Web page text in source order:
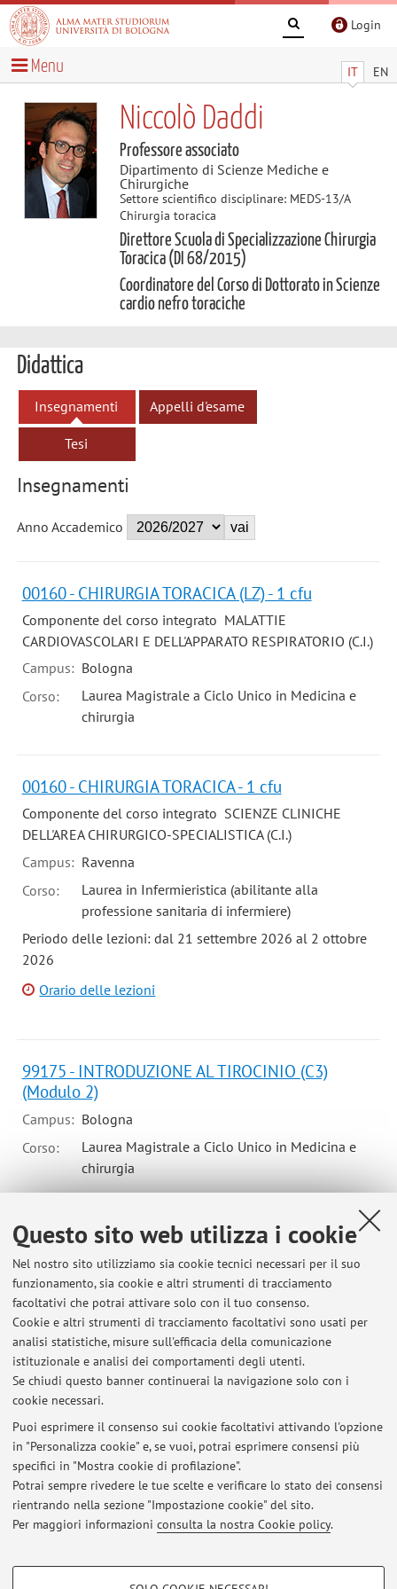
Questo sito web utilizza i cookie
Nel nostro sito utilizziamo sia cookie tecnici necessari per il suo
funzionamento, sia cookie e altri strumenti di tracciamento
facoltativi che potrai attivare solo con il tuo consenso.
Cookie e altri strumenti di tracciamento facoltativi sono usati per
analisi statistiche, misure sull'efficacia della comunicazione
istituzionale e analisi dei comportamenti degli utenti.
Se chiudi questo banner continuerai la navigazione solo con i
cookie necessari.
Puoi esprimere il consenso sui cookie facoltativi attivando l'opzione
in "Personalizza cookie" e, se vuoi, potrai esprimere consensi più
specifici in "Mostra cookie di profilazione".
Potrai sempre rivedere le tue scelte e verificare lo stato dei consensi
rientrando nella sezione "Impostazione cookie" del sito.
Per maggiori informazioni consulta la nostra Cookie policy.
COOKIE DI PROFILAZIONE - FACOLTATIVI
Login
IT EN
Menu
Niccolò Daddi
Professore associato
Dipartimento di Scienze Mediche e
Chirurgiche
Settore scientifico disciplinare: MEDS-13/A
Chirurgia toracica
Direttore Scuola di Specializzazione Chirurgia
Toracica (DI 68/2015)
Coordinatore del Corso di Dottorato in Scienze
cardio nefro toraciche
Didattica
Insegnamenti Appelli d'esame
Tesi
Insegnamenti
Anno Accademico
00160 - CHIRURGIA TORACICA (LZ) - 1 cfu
Componente del corso integrato MALATTIE
CARDIOVASCOLARI E DELL'APPARATO RESPIRATORIO (C.I.)
Campus: Bologna
Corso:
Laurea Magistrale a Ciclo Unico in Medicina e
chirurgia
00160 - CHIRURGIA TORACICA - 1 cfu
Componente del corso integrato SCIENZE CLINICHE
DELL'AREA CHIRURGICO-SPECIALISTICA (C.I.)
Campus: Ravenna
Corso:
Laurea in Infermieristica (abilitante alla
professione sanitaria di infermiere)
Periodo delle lezioni: dal 21 settembre 2026 al 2 ottobre
2026
Orario delle lezioni
99175 - INTRODUZIONE AL TIROCINIO (C3)
(Modulo 2)
Campus: Bologna
Corso:
Laurea Magistrale a Ciclo Unico in Medicina e
chirurgia
84449 - THORACIC SURGERY - 1 cfu
Componente del corso integrato THORACIC AND
VASCULAR DISEASES (I.C.)
Campus:Bologna
Corso:
Laurea Magistrale a Ciclo Unico in Medicine and
Surgery
Ultimi avvisi
Al momento non sono presenti avvisi.